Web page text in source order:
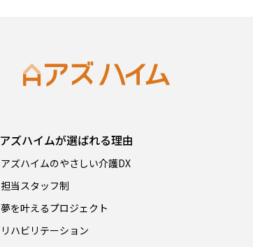
アズハイムが選ばれる理由
アズハイムのやさしい介護DX
担当スタッフ制
夢を叶えるプロジェクト
リハビリテーション